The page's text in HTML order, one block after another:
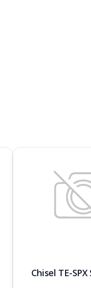
Chisel TE-